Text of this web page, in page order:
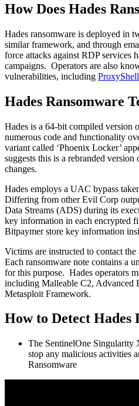
How Does Hades
Hades ransomware is deployed in
similar framework, and through
force attacks against RDP services
campaigns. Operators are also
vulnerabilities, including ProxyShell
Hades Ransomware
Hades is a 64-bit compiled version
numerous code and functionality
variant called ‘Phoenix Locker’
suggests this is a rebranded
changes.
Hades employs a UAC bypass
Differing from other Evil Corp
Data Streams (ADS) during its
key information in each encrypted
Bitpaymer store key information
Victims are instructed to contact
Each ransomware note contains a
for this purpose. Hades operators
including Malleable C2, Advanced
Metasploit Framework.
How to Detect Hades
The SentinelOne Singularity
stop any malicious activities
Ransomware